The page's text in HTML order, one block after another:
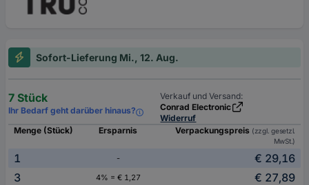
Sofort-Lieferung Mi., 12. Aug.
7 Stück
Ihr Bedarf geht darüber hinaus?
Verkauf und Versand:
Conrad Electronic
Widerruf
Menge (Stück)
Ersparnis Verpackungspreis (zzgl. gesetzl.
MwSt.)
1 -
€ 29,16
3
4% = € 1,27
€ 27,89